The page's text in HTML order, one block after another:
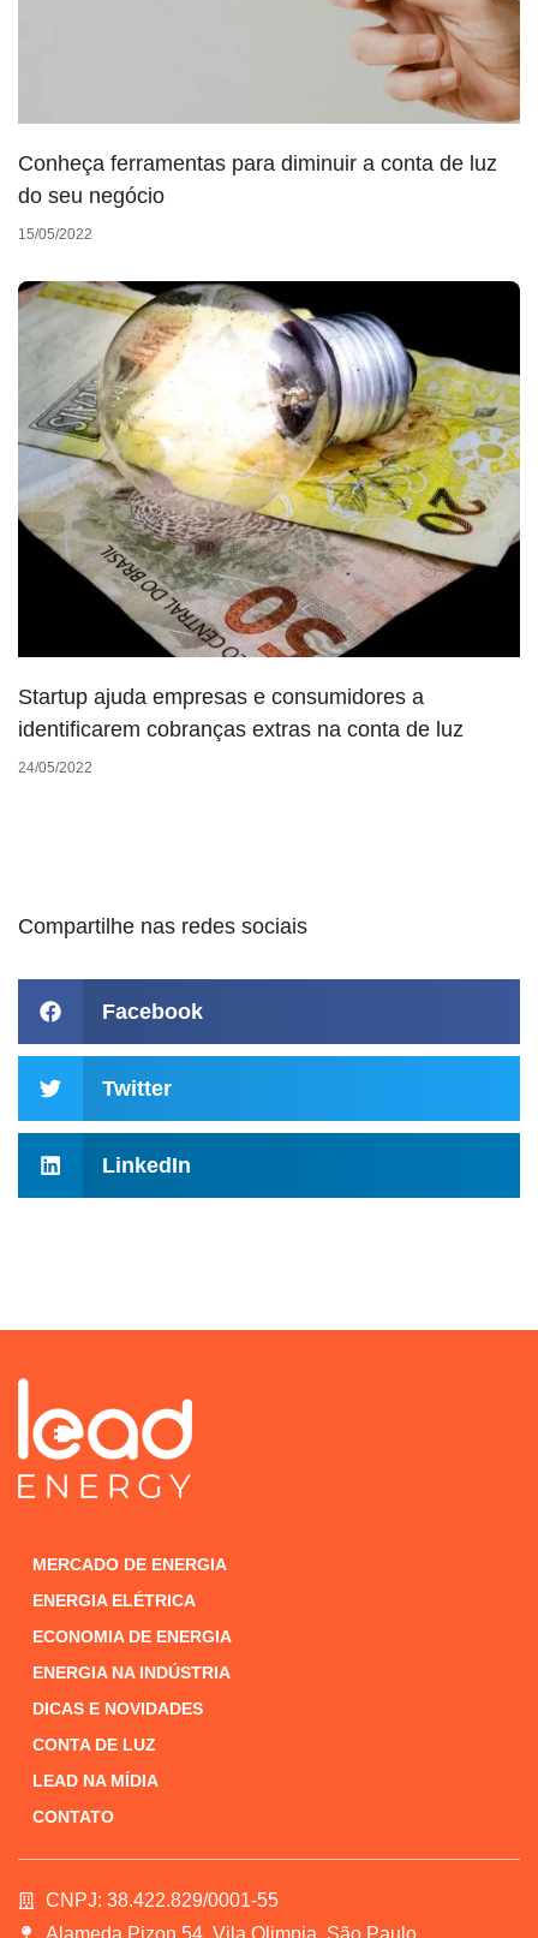
Conheça ferramentas para diminuir a conta de luz
do seu negócio
15/05/2022
Startup ajuda empresas e consumidores a
identificarem cobranças extras na conta de luz
24/05/2022
Compartilhe nas redes sociais
Facebook
Twitter
LinkedIn
MERCADO DE ENERGIA
ENERGIA ELÉTRICA
ECONOMIA DE ENERGIA
ENERGIA NA INDÚSTRIA
DICAS E NOVIDADES
CONTA DE LUZ
LEAD NA MÍDIA
CONTATO
CNPJ: 38.422.829/0001-55